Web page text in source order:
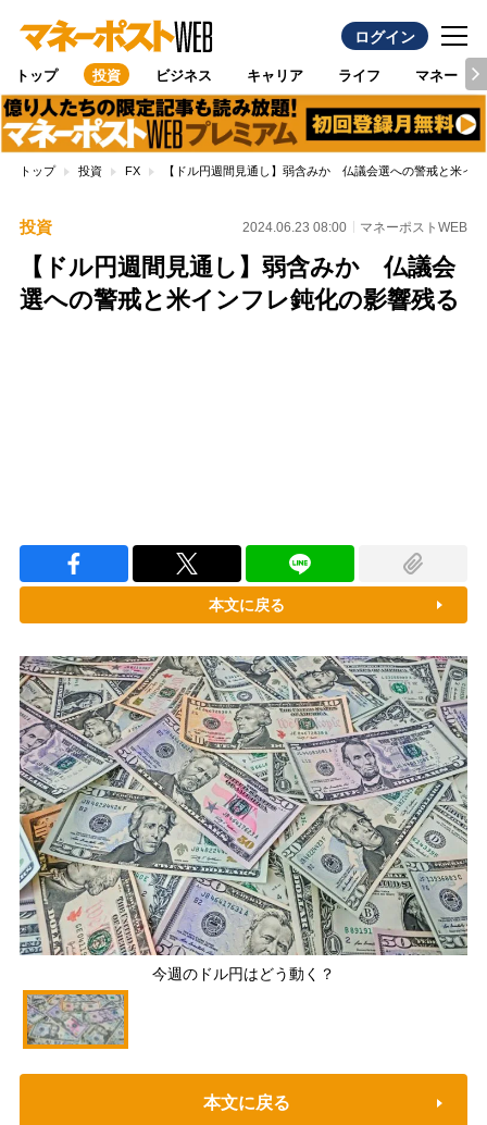
ログイン
トップ 投資 ビジネス キャリア ライフ マネー
トップ 投資 FX 【ドル円週間見通し】弱含みか 仏議会選への警戒と米イ
投資 2024.06.23 08:00 マネーポストWEB
【ドル円週間見通し】弱含みか 仏議会
選への警戒と米インフレ鈍化の影響残る
本文に戻る
今週のドル円はどう動く？
本文に戻る